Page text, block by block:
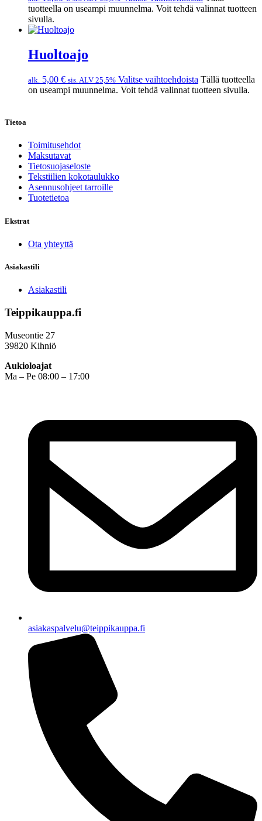
tuotteella on useampi muunnelma. Voit tehdä valinnat tuotteen
sivulla.
Huoltoajo
alk. 5,00 € sis. ALV 25,5% Valitse vaihtoehdoista Tällä tuotteella
on useampi muunnelma. Voit tehdä valinnat tuotteen sivulla.
Tietoa
Toimitusehdot
Maksutavat
Tietosuojaseloste
Tekstiilien kokotaulukko
Asennusohjeet tarroille
Tuotetietoa
Ekstrat
Ota yhteyttä
Asiakastili
Asiakastili
Teippikauppa.fi
Museontie 27
39820 Kihniö
Aukioloajat
Ma – Pe 08:00 – 17:00
asiakaspalvelu@teippikauppa.fi